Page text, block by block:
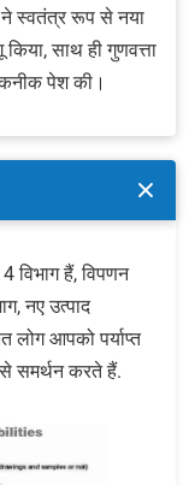
स्वतंत्र रूप से नया
साथ ही गुणवत्ता
पेश की।
विभाग हैं, विपणन
नए उत्पाद
लोग आपको पर्याप्त
समर्थन करते हैं.